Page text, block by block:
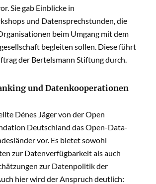
Sie gab Einblicke in
und Datensprechstunden, die
beim Umgang mit dem
begleiten sollen. Diese führt
der Bertelsmann Stiftung durch.
und Datenkooperationen
Dénes Jäger von der Open
Deutschland das Open-Data-
vor. Es bietet sowohl
zur Datenverfügbarkeit als auch
zur Datenpolitik der
hier wird der Anspruch deutlich: